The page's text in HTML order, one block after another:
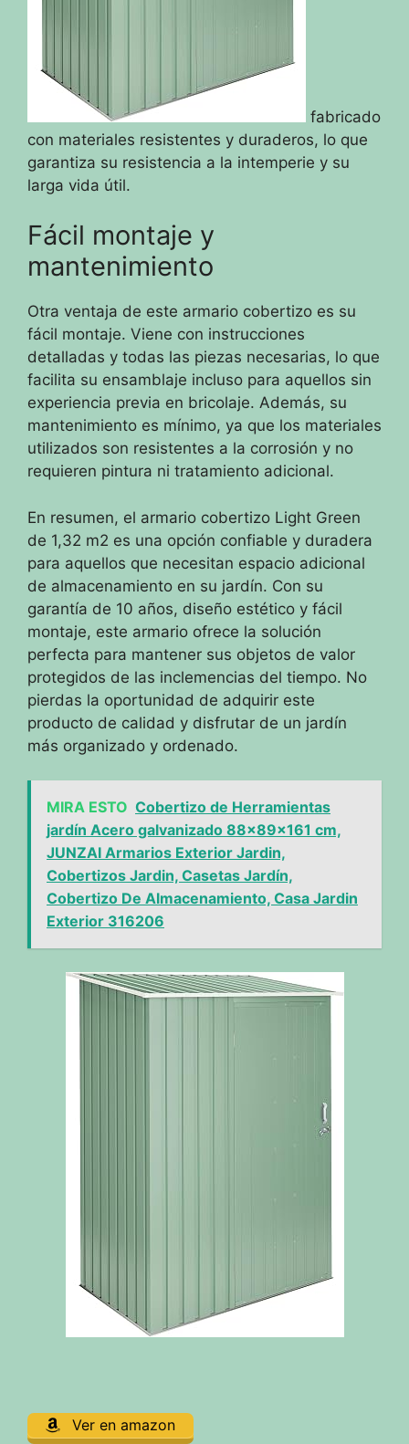
fabricado
con materiales resistentes y duraderos, lo que
garantiza su resistencia a la intemperie y su
larga vida útil.
Fácil montaje y
mantenimiento
Otra ventaja de este armario cobertizo es su
fácil montaje. Viene con instrucciones
detalladas y todas las piezas necesarias, lo que
facilita su ensamblaje incluso para aquellos sin
experiencia previa en bricolaje. Además, su
mantenimiento es mínimo, ya que los materiales
utilizados son resistentes a la corrosión y no
requieren pintura ni tratamiento adicional.
En resumen, el armario cobertizo Light Green
de 1,32 m2 es una opción confiable y duradera
para aquellos que necesitan espacio adicional
de almacenamiento en su jardín. Con su
garantía de 10 años, diseño estético y fácil
montaje, este armario ofrece la solución
perfecta para mantener sus objetos de valor
protegidos de las inclemencias del tiempo. No
pierdas la oportunidad de adquirir este
producto de calidad y disfrutar de un jardín
más organizado y ordenado.
MIRA ESTO Cobertizo de Herramientas
jardín Acero galvanizado 88x89x161 cm,
JUNZAI Armarios Exterior Jardin,
Cobertizos Jardin, Casetas Jardín,
Cobertizo De Almacenamiento, Casa Jardin
Exterior 316206
Ver en amazon